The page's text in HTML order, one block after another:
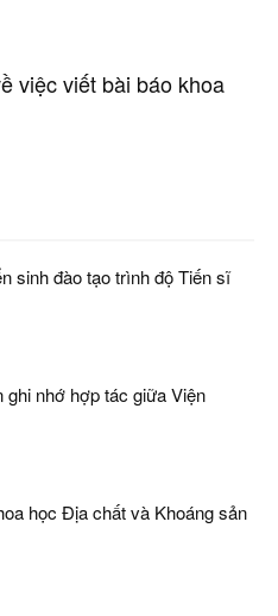
việc viết bài báo khoa
sinh đào tạo trình độ Tiến sĩ
ghi nhớ hợp tác giữa Viện
học Địa chất và Khoáng sản